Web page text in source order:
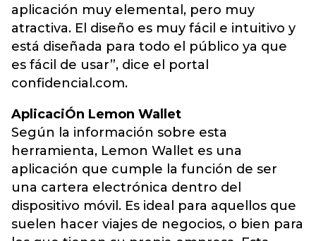
aplicación muy elemental, pero muy
atractiva. El diseño es muy fácil e intuitivo y
está diseñada para todo el público ya que
es fácil de usar”, dice el portal
confidencial.com.
AplicaciÓn Lemon Wallet
Según la información sobre esta
herramienta, Lemon Wallet es una
aplicación que cumple la función de ser
una cartera electrónica dentro del
dispositivo móvil. Es ideal para aquellos que
suelen hacer viajes de negocios, o bien para